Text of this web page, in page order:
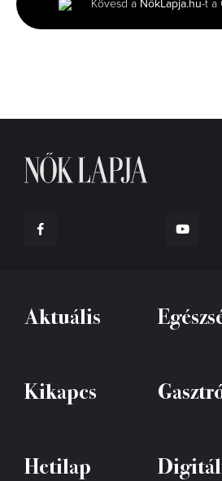
42
seconds
Kövesd a NőkLapja.hu-t a
Aktuális
Kikapcs
Hetilap